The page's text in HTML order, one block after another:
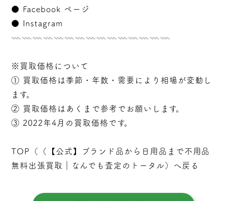
● Facebook ページ
●
Instagram
𓇠𓇠𓇠𓇠𓇠𓇠𓇠𓇠𓇠𓇠𓇠𓇠𓇠𓇠𓇠
※買取価格について
① 買取価格は季節・年数・需要により相場が変動し
ます。
② 買取価格はあくまで参考でお願いします。
③ 2022年4月の買取価格です。
TOP（（
【公式】ブランド品から日用品まで不用品
無料出張買取｜なんでも査定のトータル ）へ戻る